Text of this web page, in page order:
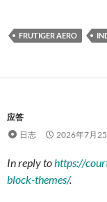
FRUTIGER AERO
应答
日志
2026年7月
In reply to https://
block-themes/.